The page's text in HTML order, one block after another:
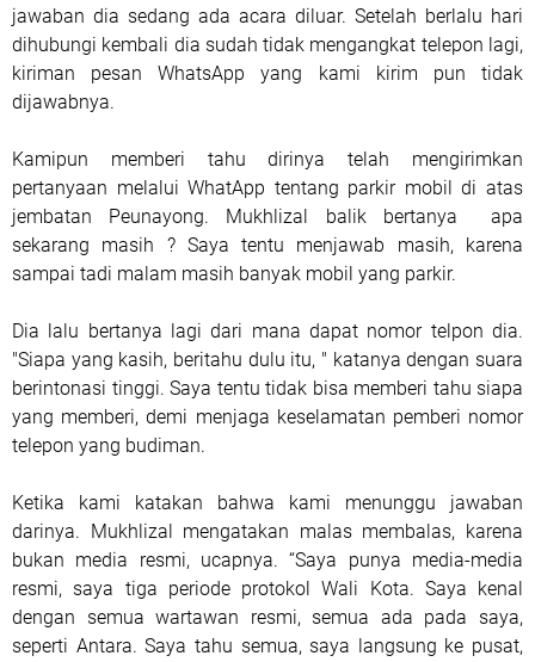
jawaban dia sedang ada acara diluar. Setelah berlalu hari
dihubungi kembali dia sudah tidak mengangkat telepon lagi,
kiriman pesan WhatsApp yang kami kirim pun tidak
dijawabnya.
Kamipun memberi tahu dirinya telah mengirimkan
pertanyaan melalui WhatApp tentang parkir mobil di atas
jembatan Peunayong.
Mukhlizal balik bertanya
apa
sekarang masih ? Saya tentu menjawab masih, karena
sampai tadi malam masih banyak mobil yang parkir.
Dia lalu bertanya lagi dari mana dapat nomor telpon dia.
"Siapa yang kasih, beritahu dulu itu, " katanya dengan suara
berintonasi tinggi. Saya tentu tidak bisa memberi tahu siapa
yang memberi, demi menjaga keselamatan pemberi nomor
telepon yang budiman.
Ketika kami katakan bahwa kami menunggu jawaban
darinya. Mukhlizal mengatakan malas membalas, karena
bukan media resmi, ucapnya. “Saya punya media-media
resmi, saya tiga periode protokol Wali Kota. Saya kenal
dengan semua wartawan resmi, semua ada pada saya,
seperti Antara. Saya tahu semua, saya langsung ke pusat,